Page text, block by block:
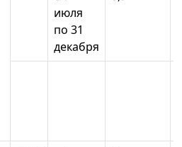
июля
по 31
декабря